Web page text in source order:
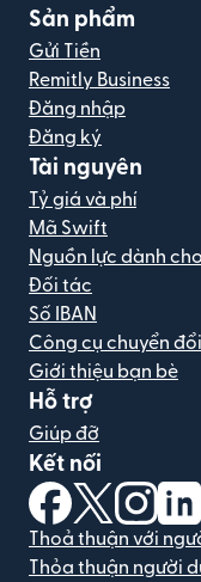
Sản phẩm
Gửi Tiền
Remitly Business
Đăng nhập
Đăng ký
Tài nguyên
Tỷ giá và phí
Mã Swift
Nguồn lực dành
Đối tác
Số IBAN
Công cụ chuyển
Giới thiệu bạn bè
Hỗ trợ
Giúp đỡ
Kết nối
(mở trong cửa
(mở trong
(mở
Thoả thuận với
Thỏa thuận người